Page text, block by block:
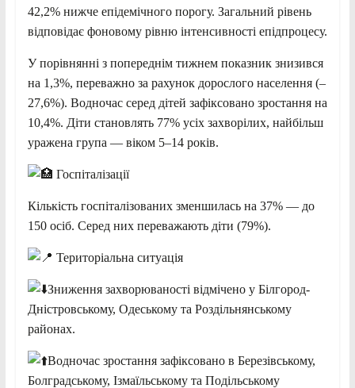
42,2% нижче епідемічного порогу. Загальний рівень
відповідає фоновому рівню інтенсивності епідпроцесу.
У порівнянні з попереднім тижнем показник знизився
на 1,3%, переважно за рахунок дорослого населення (–
27,6%). Водночас серед дітей зафіксовано зростання на
10,4%. Діти становлять 77% усіх захворілих, найбільш
уражена група — віком 5–14 років.
Госпіталізації
Кількість госпіталізованих зменшилась на 37% — до
150 осіб. Серед них переважають діти (79%).
Територіальна ситуація
Зниження захворюваності відмічено у Білгород-
Дністровському, Одеському та Роздільнянському
районах.
Водночас зростання зафіксовано в Березівському,
Болградському, Ізмаїльському та Подільському